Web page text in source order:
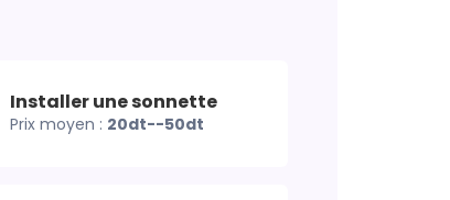
Installer une sonnette
Prix moyen : 20dt--50dt